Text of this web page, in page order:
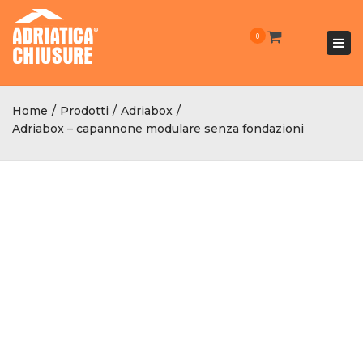
0
Home Prodotti
Adriabox
Adriabox – capannone modulare senza fondazioni